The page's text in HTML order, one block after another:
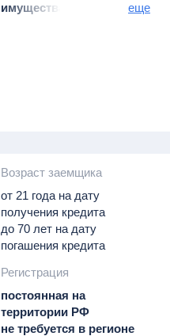
имущества, обязательно
еще
Возраст заемщика
от 21 года на дату
получения кредита
до 70 лет на дату
погашения кредита
Регистрация
постоянная на
территории РФ
не требуется в регионе